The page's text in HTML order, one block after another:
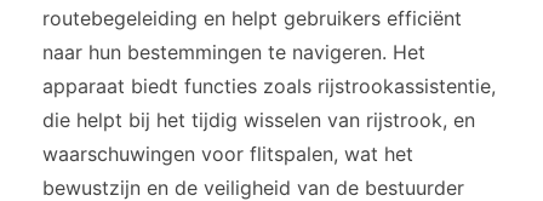
routebegeleiding en helpt gebruikers efficiënt
naar hun bestemmingen te navigeren. Het
apparaat biedt functies zoals rijstrookassistentie,
die helpt bij het tijdig wisselen van rijstrook, en
waarschuwingen voor flitspalen, wat het
bewustzijn en de veiligheid van de bestuurder